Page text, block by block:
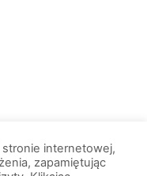
internetowej,
zapamiętując